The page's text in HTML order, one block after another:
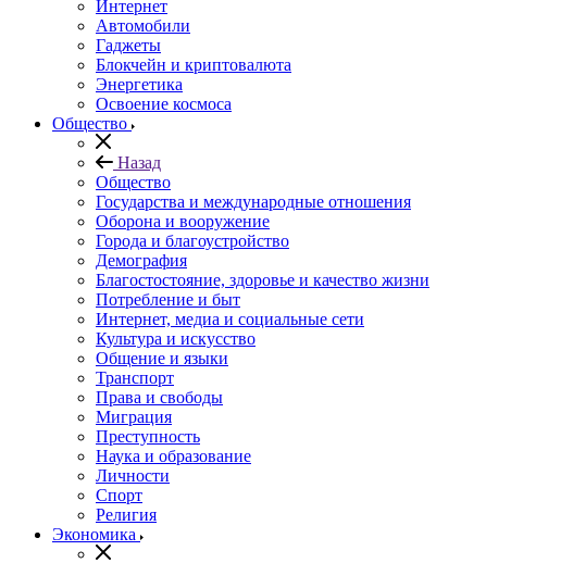
Интернет
Автомобили
Гаджеты
Блокчейн и криптовалюта
Энергетика
Освоение космоса
Общество
Назад
Общество
Государства и международные отношения
Оборона и вооружение
Города и благоустройство
Демография
Благостостояние, здоровье и качество жизни
Потребление и быт
Интернет, медиа и социальные сети
Культура и искусство
Общение и языки
Транспорт
Права и свободы
Миграция
Преступность
Наука и образование
Личности
Спорт
Религия
Экономика